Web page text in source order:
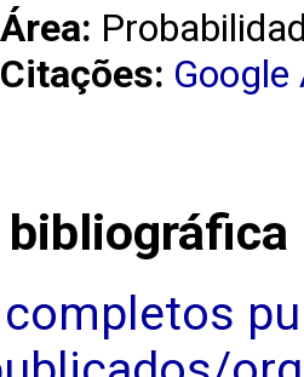
Área:
Citações:
bibliográfica